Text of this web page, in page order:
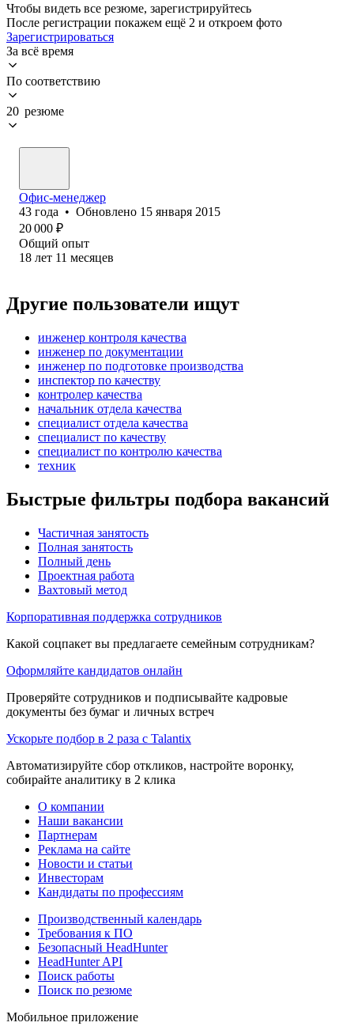
Чтобы видеть все резюме, зарегистрируйтесь
После регистрации покажем ещё 2 и откроем фото
Зарегистрироваться
За всё время
По соответствию
20 резюме
Офис-менеджер
43 года • Обновлено 15 января 2015
20 000 ₽
Общий опыт
18 лет 11 месяцев
Другие пользователи ищут
инженер контроля качества
инженер по документации
инженер по подготовке производства
инспектор по качеству
контролер качества
начальник отдела качества
специалист отдела качества
специалист по качеству
специалист по контролю качества
техник
Быстрые фильтры подбора вакансий
Частичная занятость
Полная занятость
Полный день
Проектная работа
Вахтовый метод
Корпоративная поддержка сотрудников
Какой соцпакет вы предлагаете семейным сотрудникам?
Оформляйте кандидатов онлайн
Проверяйте сотрудников и подписывайте кадровые
документы без бумаг и личных встреч
Ускорьте подбор в 2 раза с Talantix
Автоматизируйте сбор откликов, настройте воронку,
собирайте аналитику в 2 клика
О компании
Наши вакансии
Партнерам
Реклама на сайте
Новости и статьи
Инвесторам
Кандидаты по профессиям
Производственный календарь
Требования к ПО
Безопасный HeadHunter
HeadHunter API
Поиск работы
Поиск по резюме
Мобильное приложение